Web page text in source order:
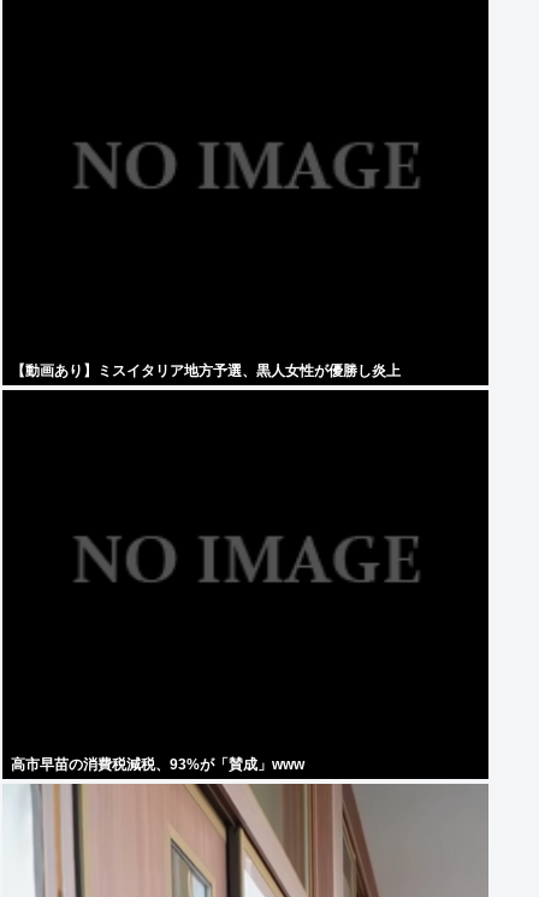
【動画あり】ミスイタリア地方予選、黒人女性が優勝し炎上
高市早苗の消費税減税、93%が「賛成」www